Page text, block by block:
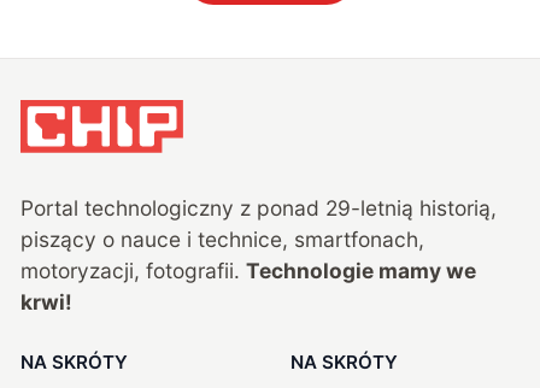
Portal technologiczny z ponad 29-letnią historią,
piszący o nauce i technice, smartfonach,
motoryzacji, fotografii. Technologie mamy we
krwi!
NA SKRÓTY NA SKRÓTY